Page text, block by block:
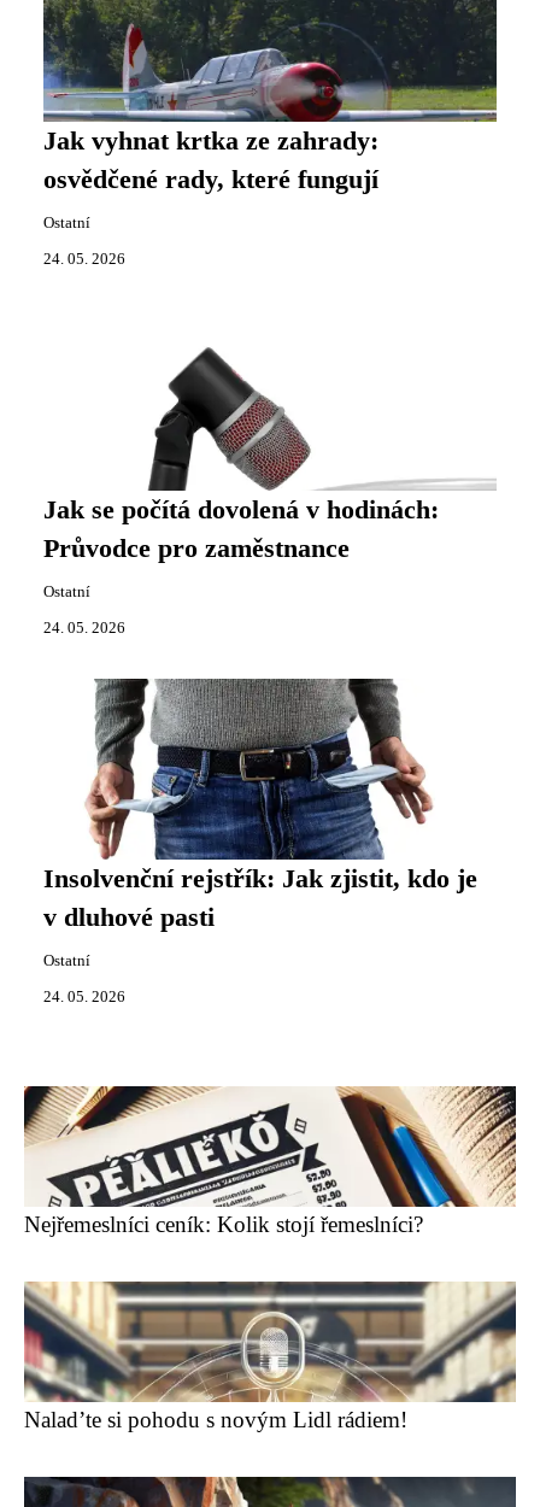
Jak vyhnat krtka ze zahrady:
osvědčené rady, které fungují
Ostatní
24. 05. 2026
Jak se počítá dovolená v hodinách:
Průvodce pro zaměstnance
Ostatní
24. 05. 2026
Insolvenční rejstřík: Jak zjistit, kdo je
v dluhové pasti
Ostatní
24. 05. 2026
Nejřemeslníci ceník: Kolik stojí řemeslníci?
Nalad’te si pohodu s novým Lidl rádiem!